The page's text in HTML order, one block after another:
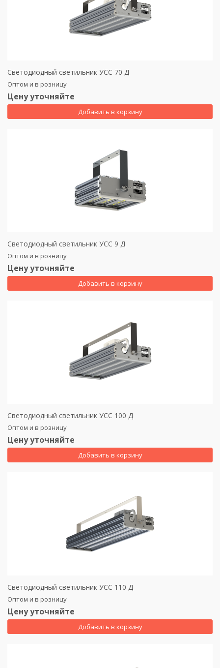
Светодиодный светильник УСС 70 Д
Оптом и в розницу
Цену уточняйте
Добавить в корзину
Светодиодный светильник УСС 9 Д
Оптом и в розницу
Цену уточняйте
Добавить в корзину
Светодиодный светильник УСС 100 Д
Оптом и в розницу
Цену уточняйте
Добавить в корзину
Светодиодный светильник УСС 110 Д
Оптом и в розницу
Цену уточняйте
Добавить в корзину